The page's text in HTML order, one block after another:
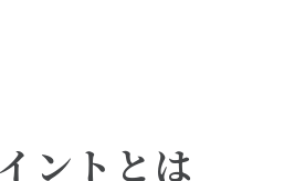
ントとは